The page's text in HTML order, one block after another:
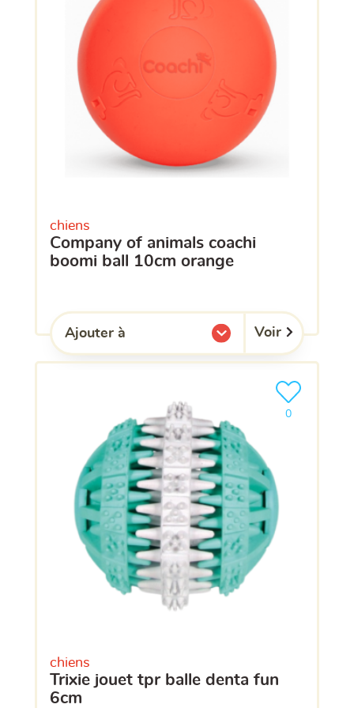
chiens
company of animals coachi
boomi ball 10cm orange
Ajouter à
l'une de mes listes. Voir
chiens
trixie jouet tpr balle denta fun
6cm
0
Ajouter le
clients ont